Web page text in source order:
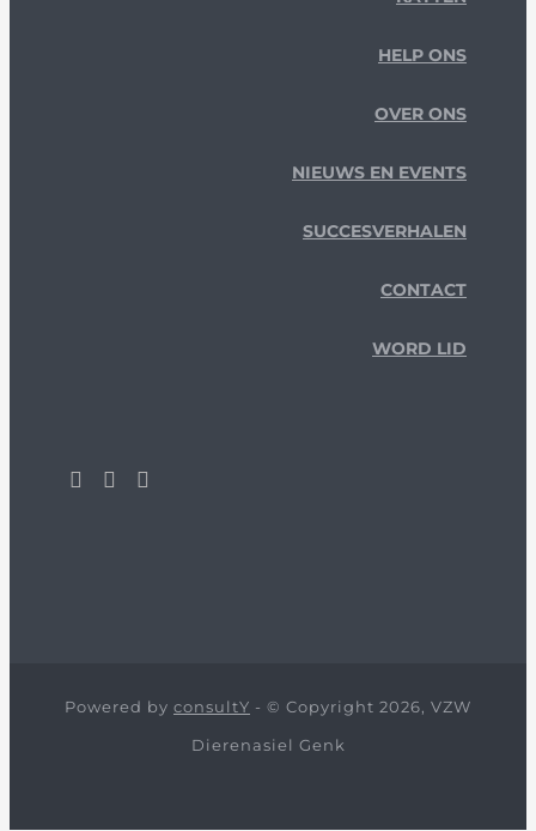
HELP ONS
OVER ONS
NIEUWS EN EVENTS
SUCCESVERHALEN
CONTACT
WORD LID
Powered by consultY - © Copyright 2026, VZW
Dierenasiel Genk